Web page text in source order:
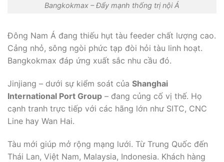
Bangkokmax – Đẩy mạnh thống trị nội Á
Đông Nam Á đang thiếu hụt tàu feeder chất lượng cao.
Cảng nhỏ, sông ngòi phức tạp đòi hỏi tàu linh hoạt.
Bangkokmax đáp ứng xuất sắc nhu cầu đó.
Jinjiang – dưới sự kiểm soát của Shanghai
International Port Group – đang củng cố vị thế. Họ
cạnh tranh trực tiếp với các hãng lớn như SITC, CNC
Line hay Wan Hai.
Tàu mới giúp mở rộng mạng lưới. Từ Trung Quốc đến
Thái Lan, Việt Nam, Malaysia, Indonesia. Khách hàng